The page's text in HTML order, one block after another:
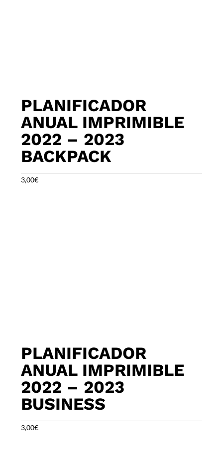
PLANIFICADOR
ANUAL IMPRIMIBLE
2022 – 2023
BACKPACK
3,00€
PLANIFICADOR
ANUAL IMPRIMIBLE
2022 – 2023
BUSINESS
3,00€